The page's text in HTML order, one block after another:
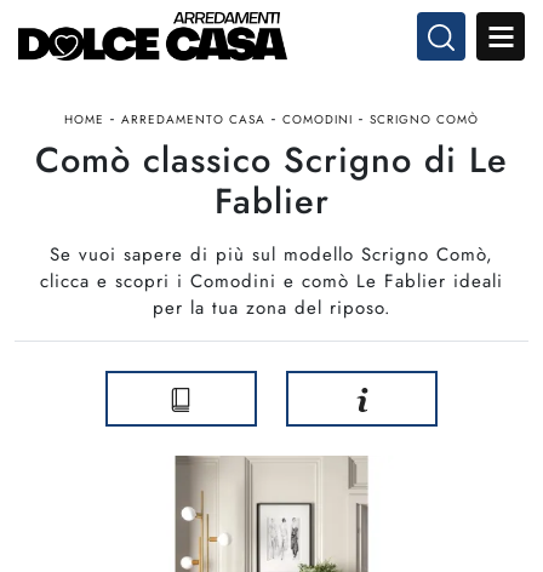
HOME - ARREDAMENTO CASA - COMODINI - SCRIGNO COMÒ
Comò classico Scrigno di Le
Fablier
Se vuoi sapere di più sul modello Scrigno Comò,
clicca e scopri i Comodini e comò Le Fablier ideali
per la tua zona del riposo.